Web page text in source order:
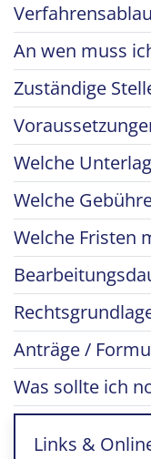
An wen muss
Zuständige
Welche
Welche
Welche Fristen
Anträge /
Was sollte ich
Links &